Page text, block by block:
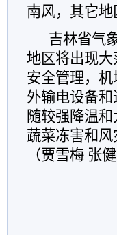
南风，其它地
吉林省气
地区将出现
安全管理，
外输电设备
随较强降温
蔬菜冻害和
（贾雪梅 张健